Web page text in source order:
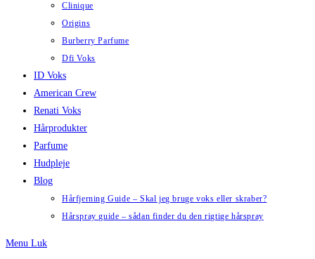
Clinique
Origins
Burberry Parfume
Dfi Voks
ID Voks
American Crew
Renati Voks
Hårprodukter
Parfume
Hudpleje
Blog
Hårfjerning Guide – Skal jeg bruge voks eller skraber?
Hårspray guide – sådan finder du den rigtige hårspray
Menu Luk